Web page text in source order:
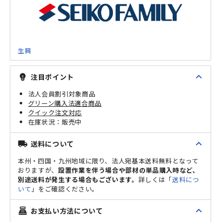
生興
emoji_objects 注目ポイント expand_less
法人会員割引対象商品
グリーン購入法適合商品
クイック注文対応
販売中
local_shipping 送料について expand_less
本州・四国・九州地域に限り、法人宛基本送料無料となって
おりますが、 設置作業を伴う場合や部材の単品購入時など、
別途送料が発生する場合もございます。 詳しくは「送料につ
いて 」をご確認ください。
point_of_sale お支払い方法について expand_less